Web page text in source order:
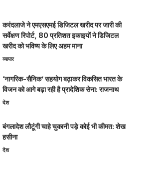
करंदलाजे ने एमएसएमई डिजिटल खरीद पर जारी की
सर्वेक्षण रिपोर्ट, 80 प्रतिशत इकाइयों ने डिजिटल
खरीद को भविष्य के लिए अहम माना
व्यापार
‘नागरिक-सैनिक’ सहयोग बढ़ाकर विकसित भारत के
विजन को आगे बढ़ा रही है प्रादेशिक सेना: राजनाथ
देश
बंगलादेश लौटूंगी चाहे चुकानी पड़े कोई भी कीमत: शेख
हसीना
देश